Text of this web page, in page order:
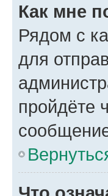
Как мне
Рядом с
для
пройдёте